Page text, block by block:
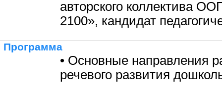
авторского коллектива
2100», кандидат
Программа
• Основные направления
речевого развития